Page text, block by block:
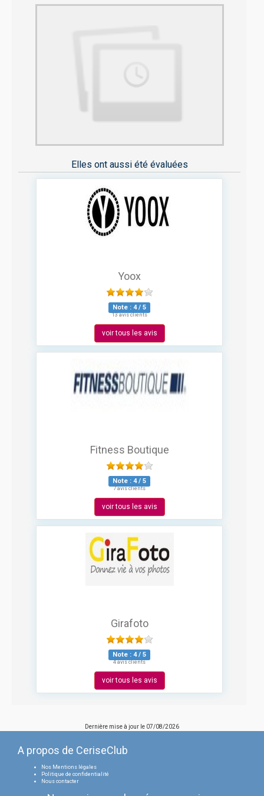
Elles ont aussi été évaluées
Yoox
Note : 4/ 5
13 avis clients
voir tous les avis
Fitness Boutique
Note : 4/ 5
7 avis clients
voir tous les avis
Girafoto
Note : 4/ 5
4 avis clients
voir tous les avis
Dernière mise à jour le 07/08/2026
A propos de CeriseClub
Nos Mentions légales
Politique de confidentialité
Nous contacter